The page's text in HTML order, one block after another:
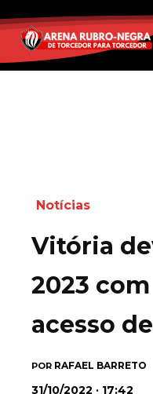
Notícias
Vitória
2023
acesso
POR RAFAEL BARRETO
31/10/2022 · 17:42